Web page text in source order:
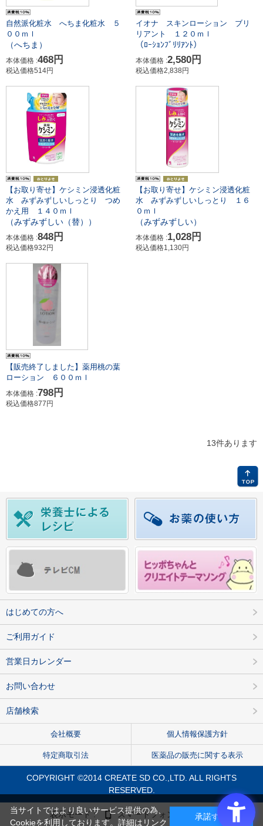
自然派化粧水 へちま化粧水 ５
００ｍｌ
（へちま）
本体価格 :468円
税込価格514円
イオナ スキンローション ブリ
リアント １２０ｍｌ
（ﾛｰｼｮﾝﾌﾞﾘﾘｱﾝﾄ）
本体価格 :2,580円
税込価格2,838円
【お取り寄せ】ケシミン浸透化粧
水 みずみずしいしっとり つめ
かえ用 １４０ｍｌ
（みずみずしい（替））
本体価格 :848円
税込価格932円
【お取り寄せ】ケシミン浸透化粧
水 みずみずしいしっとり １６
０ｍｌ
（みずみずしい）
本体価格 :1,028円
税込価格1,130円
【販売終了しました】薬用桃の葉
ローション ６００ｍｌ
本体価格 :798円
税込価格877円
13件あります
はじめての方へ
ご利用ガイド
営業日カレンダー
お問い合わせ
店舗検索
会社概要 個人情報保護方針
特定商取引法 医薬品の販売に関する表示
COPYRIGHT ©2014 CREATE SD CO.,LTD. ALL RIGHTS
RESERVED.
表示モード : スマートフォン PC
当サイトではより良いサービス提供の為、
Cookieを利用しております。詳細は リンク
承諾する